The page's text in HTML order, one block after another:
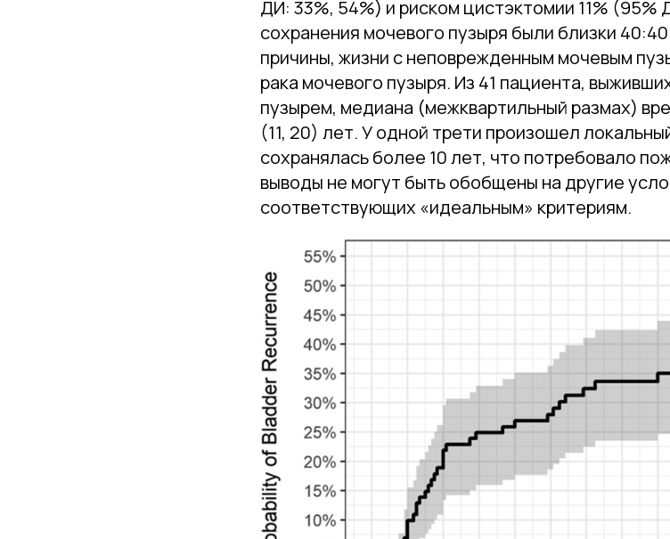
ДИ: 33%, 54%) и риском цистэктомии 11% (95%
сохранения мочевого пузыря были близки
причины, жизни с неповрежденным мочевым
рака мочевого пузыря. Из 41 пациента,
пузырем, медиана (межквартильный размах)
(11, 20) лет. У одной трети произошел
сохранялась более 10 лет, что потребовало
выводы не могут быть обобщены на другие
соответствующих «идеальным» критериям.